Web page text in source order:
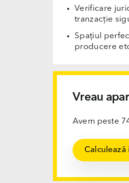
Verificare
tranzacție
Spațiul
producere
Vreau
Avem peste
Calculează